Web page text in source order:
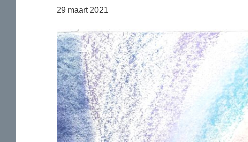
29 maart 2021